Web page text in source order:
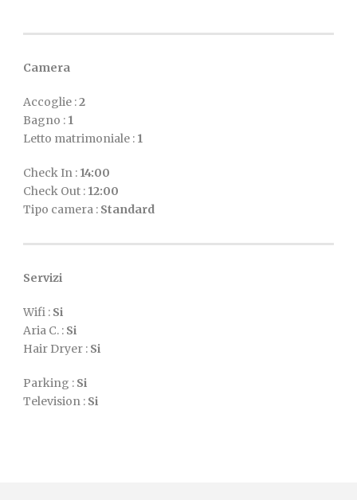
Camera
Accoglie :2
Bagno : 1
Letto matrimoniale : 1
Check In : 14:00
Check Out : 12:00
Tipo camera : Standard
Servizi
Wifi : Si
Aria C. : Si
Hair Dryer : Si
Parking : Si
Television : Si